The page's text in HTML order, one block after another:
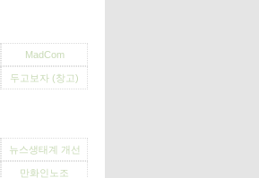
MadCom
두고보자 (창고)
뉴스생태계 개선
만화인노조